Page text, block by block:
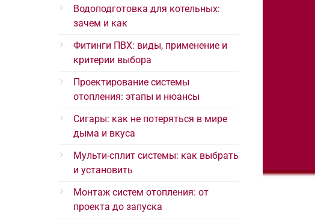
Водоподготовка для котельных:
зачем и как
Фитинги ПВХ: виды, применение и
критерии выбора
Проектирование системы
отопления: этапы и нюансы
Сигары: как не потеряться в мире
дыма и вкуса
Мульти-сплит системы: как выбрать
и установить
Монтаж систем отопления: от
проекта до запуска